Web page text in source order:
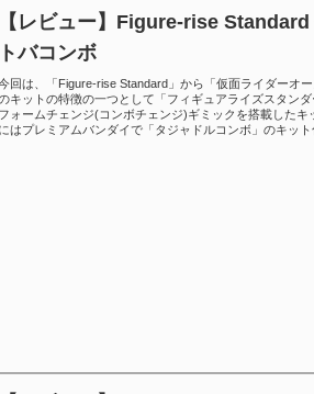
【レビュー】Figure-rise
トバコンボ
回は、「Figure-rise Standard」から「仮面ライダーオ
キットの特徴の一つとして「フィギュアライズスタン
フォームチェンジ(コンボチェンジ)ギミックを搭載した
にはプレミアムバンダイで「タジャドルコンボ」のキッ